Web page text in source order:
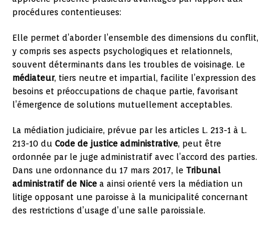
procédures contentieuses:
Elle permet d’aborder l’ensemble des dimensions du conflit,
y compris ses aspects psychologiques et relationnels,
souvent déterminants dans les troubles de voisinage. Le
médiateur, tiers neutre et impartial, facilite l’expression des
besoins et préoccupations de chaque partie, favorisant
l’émergence de solutions mutuellement acceptables.
La médiation judiciaire, prévue par les articles L. 213-1 à L.
213-10 du Code de justice administrative, peut être
ordonnée par le juge administratif avec l’accord des parties.
Dans une ordonnance du 17 mars 2017, le Tribunal
administratif de Nice a ainsi orienté vers la médiation un
litige opposant une paroisse à la municipalité concernant
des restrictions d’usage d’une salle paroissiale.